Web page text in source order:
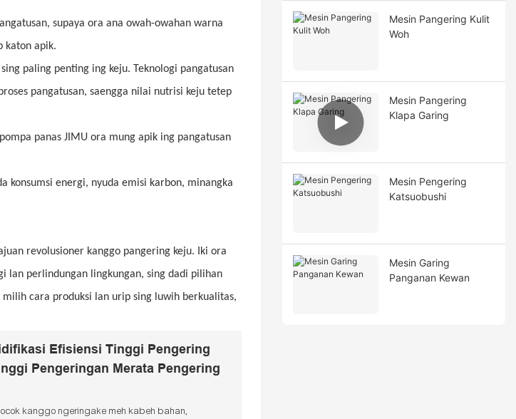
supaya ora ana owah-owahan warna
katon apik.
paling penting ing keju. Teknologi pangatusan
pangatusan, saengga nilai nutrisi keju tetep
panas JIMU ora mung apik ing pangatusan
konsumsi energi, nyuda emisi karbon, minangka
revolusioner kanggo pangering keju. Iki ora
lan perlindungan lingkungan, sing dadi pilihan
cara produksi lan urip sing luwih berkualitas,
Efisiensi Tinggi Pengering
Pengeringan Merata Pengering
kanggo ngeringake meh kabeh bahan,
Mesin Pangering Kulit
Woh
Mesin Pangering
Klapa Garing
Mesin Pengering
Katsuobushi
Mesin Garing
Panganan Kewan